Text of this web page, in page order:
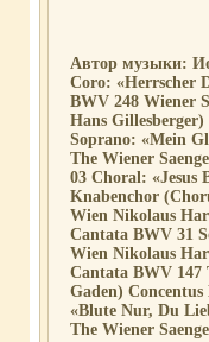
Автор музыки:
Coro: «Herrscher
BWV 248 Wiener
Hans
Soprano: «Mein
The Wiener
03 Choral: «Jesus
Knabenchor
Wien Nikolaus
Cantata BWV 31
Wien Nikolaus
Cantata BWV 147
Gaden)
«Blute Nur, Du
The Wiener